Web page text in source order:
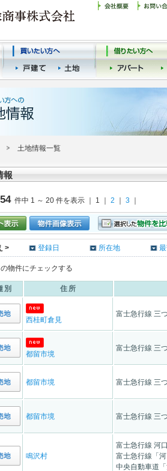
土地情報一覧
報
54 件中 1 ～ 20 件を表示 ｜ 1 ｜ 2 3
> 登録日 所在地
物件にチェックする
別 住所
西桂町倉見
富士急行線 三
都留市境
富士急行線 三
都留市境 富士急行線 三
都留市境 富士急行線 三
鳴沢村
富士急行線 河
富士急行線「
中央自動車道